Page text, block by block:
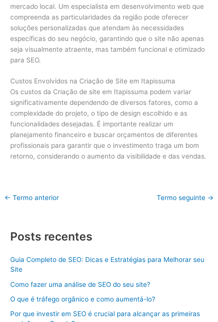
mercado local. Um especialista em desenvolvimento web que
compreenda as particularidades da região pode oferecer
soluções personalizadas que atendam às necessidades
específicas do seu negócio, garantindo que o site não apenas
seja visualmente atraente, mas também funcional e otimizado
para SEO.
Custos Envolvidos na Criação de Site em Itapissuma
Os custos da Criação de site em Itapissuma podem variar
significativamente dependendo de diversos fatores, como a
complexidade do projeto, o tipo de design escolhido e as
funcionalidades desejadas. É importante realizar um
planejamento financeiro e buscar orçamentos de diferentes
profissionais para garantir que o investimento traga um bom
retorno, considerando o aumento da visibilidade e das vendas.
← Termo anterior Termo seguinte →
Posts recentes
Guia Completo de SEO: Dicas e Estratégias para Melhorar seu
Site
Como fazer uma análise de SEO do seu site?
O que é tráfego orgânico e como aumentá-lo?
Por que investir em SEO é crucial para alcançar as primeiras